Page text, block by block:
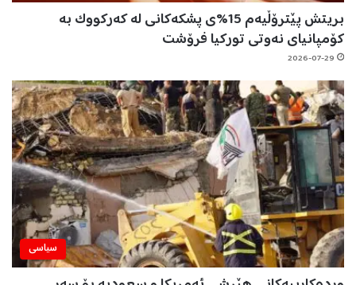
بریتش پێترۆڵیەم 15%ی پشکەکانی لە کەرکووک بە
کۆمپانیای نەوتی تورکیا فرۆشت
2026-07-29
سیاسی